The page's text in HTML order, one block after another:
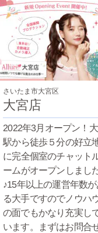
さいたま市大宮区
大宮店
2022年3月オープン！
駅から徒歩５分の好立
に完全個室のチャット
ームがオープンしまし
♪15年以上の運営年数
る大手ですのでノウハ
の面でもかなり充実し
います。まずはお問合